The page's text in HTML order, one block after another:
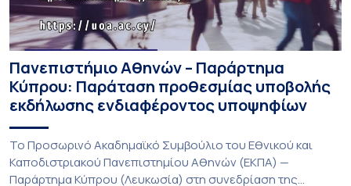
Πανεπιστήμιο Αθηνών – Παράρτημα
Κύπρου: Παράταση προθεσμίας υποβολής
εκδήλωσης ενδιαφέροντος υποψηφίων
Το Προσωρινό Ακαδημαϊκό Συμβούλιο του Εθνικού και
Καποδιστριακού Πανεπιστημίου Αθηνών (ΕΚΠΑ) —
Παράρτημα Κύπρου (Λευκωσία) στη συνεδρίαση της